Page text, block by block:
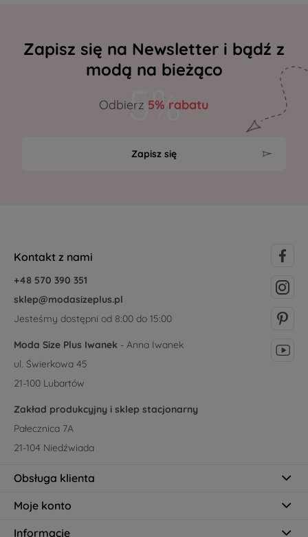
Zapisz się na Newsletter i bądź z
modą na bieżąco
Odbierz 5% rabatu
Zapisz się
Kontakt z nami
+48 570 390 351
sklep@modasizeplus.pl
Jesteśmy dostępni od 8:00 do 15:00
Moda Size Plus Iwanek - Anna Iwanek
ul. Świerkowa 45
21-100 Lubartów
Zakład produkcyjny i sklep stacjonarny
Pałecznica 7A
21-104 Niedźwiada
Obsługa klienta
Moje konto
Informacje